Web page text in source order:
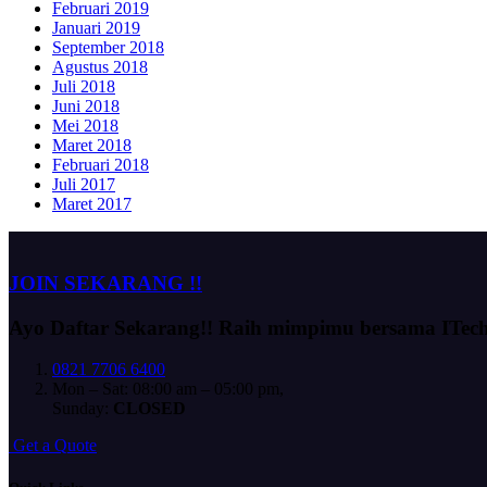
Februari 2019
Januari 2019
September 2018
Agustus 2018
Juli 2018
Juni 2018
Mei 2018
Maret 2018
Februari 2018
Juli 2017
Maret 2017
JOIN SEKARANG !!
Ayo Daftar Sekarang!! Raih mimpimu bersama
0821 7706 6400
Mon – Sat: 08:00 am – 05:00 pm,
Sunday: CLOSED
Get a Quote